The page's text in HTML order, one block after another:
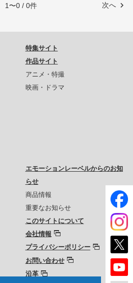
次へ
1〜0 / 0件
特集サイト
作品サイト
アニメ・特撮
映画・ドラマ
エモーションレーベルからのお知
らせ
商品情報
重要なお知らせ
このサイトについて
会社情報
プライバシーポリシー
お問い合わせ
沿革